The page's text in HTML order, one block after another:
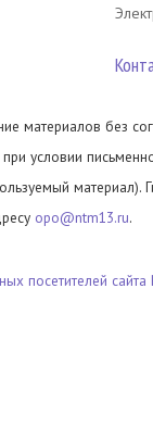
материалов без
условии
материал).
opo@ntm13.ru.
посетителей